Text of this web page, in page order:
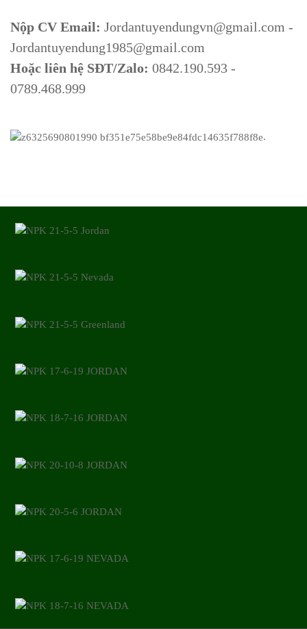
Nộp CV Email: Jordantuyendungvn@gmail.com -
Jordantuyendung1985@gmail.com
Hoặc liên hệ SĐT/Zalo: 0842.190.593 -
0789.468.999
.